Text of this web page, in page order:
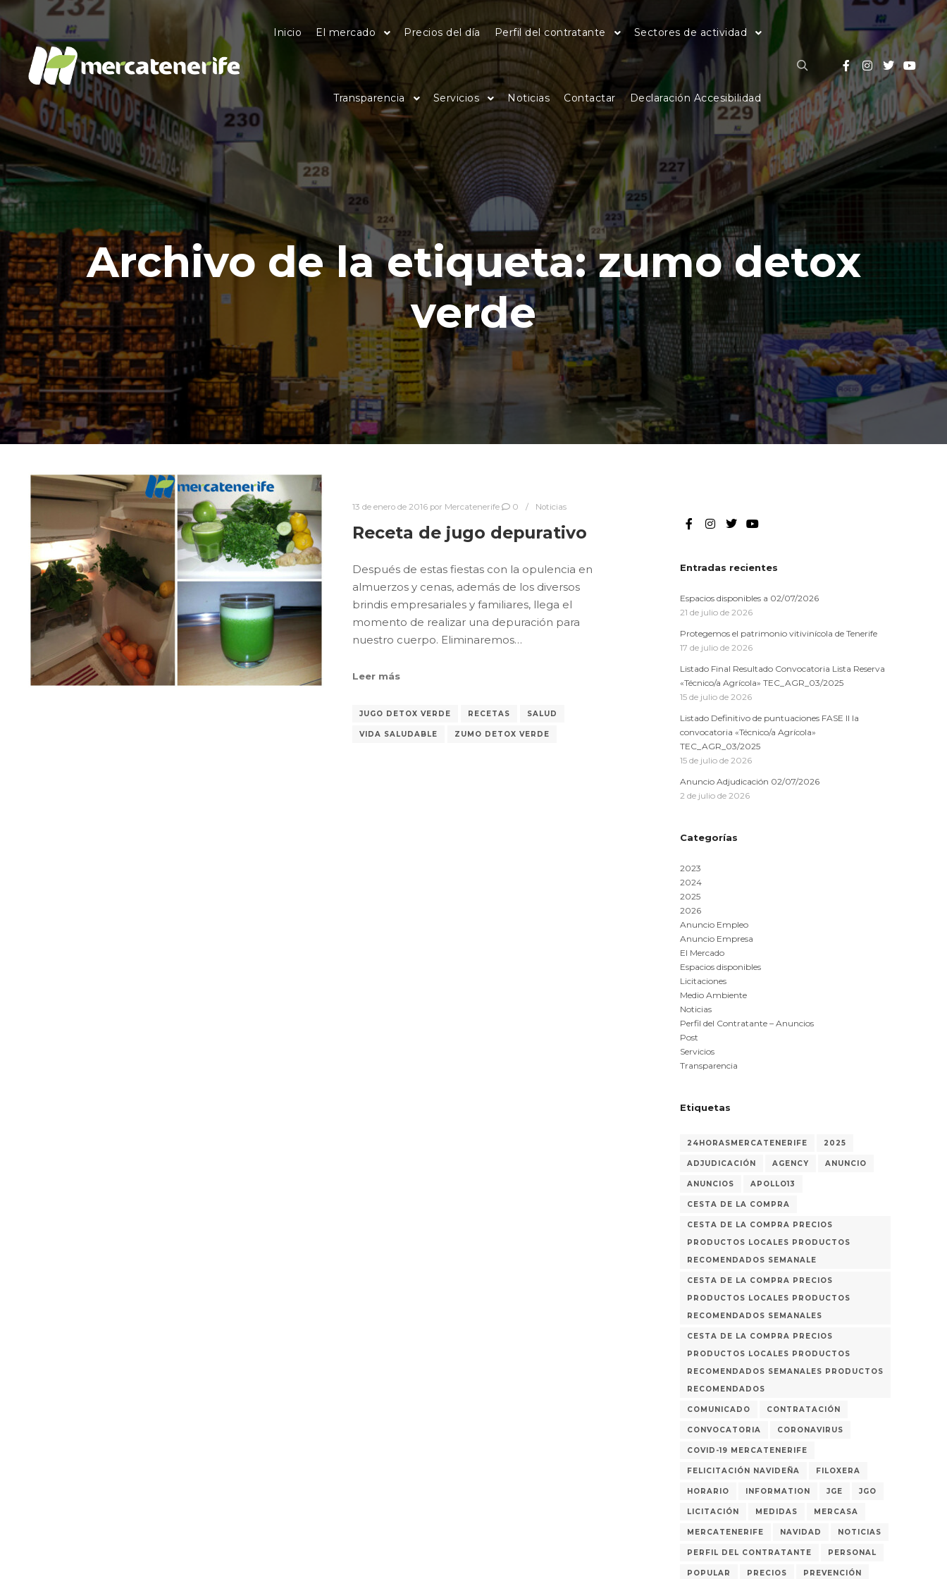
Inicio El mercado Precios del día Perfil del contratante Sectores de actividad
Transparencia Servicios Noticias Contactar Declaración Accesibilidad
Buscar
Archivo de la etiqueta:zumo detox
verde
13 de enero de 2016 por Mercatenerife 0 Noticias
Receta de jugo depurativo
Después de estas fiestas con la opulencia en
almuerzos y cenas, además de los diversos
brindis empresariales y familiares, llega el
momento de realizar una depuración para
nuestro cuerpo. Eliminaremos…
Leer más
JUGO DETOX VERDE RECETAS SALUD
VIDA SALUDABLE ZUMO DETOX VERDE
Entradas recientes
Espacios disponibles a 02/07/2026
21 de julio de 2026
Protegemos el patrimonio vitivinícola de Tenerife
17 de julio de 2026
Listado Final Resultado Convocatoria Lista Reserva
«Técnico/a Agrícola» TEC_AGR_03/2025
15 de julio de 2026
Listado Definitivo de puntuaciones FASE II la
convocatoria «Técnico/a Agrícola»
TEC_AGR_03/2025
15 de julio de 2026
Anuncio Adjudicación 02/07/2026
2 de julio de 2026
Categorías
2023
2024
2025
2026
Anuncio Empleo
Anuncio Empresa
El Mercado
Espacios disponibles
Licitaciones
Medio Ambiente
Noticias
Perfil del Contratante – Anuncios
Post
Servicios
Transparencia
Etiquetas
24HORASMERCATENERIFE 2025
ADJUDICACIÓN AGENCY ANUNCIO
ANUNCIOS APOLLO13
CESTA DE LA COMPRA
CESTA DE LA COMPRA PRECIOS
PRODUCTOS LOCALES PRODUCTOS
RECOMENDADOS SEMANALE
CESTA DE LA COMPRA PRECIOS
PRODUCTOS LOCALES PRODUCTOS
RECOMENDADOS SEMANALES
CESTA DE LA COMPRA PRECIOS
PRODUCTOS LOCALES PRODUCTOS
RECOMENDADOS SEMANALES PRODUCTOS
RECOMENDADOS
COMUNICADO CONTRATACIÓN
CONVOCATORIA CORONAVIRUS
COVID-19 MERCATENERIFE
FELICITACIÓN NAVIDEÑA FILOXERA
HORARIO INFORMATION JGE JGO
LICITACIÓN MEDIDAS MERCASA
MERCATENERIFE NAVIDAD NOTICIAS
PERFIL DEL CONTRATANTE PERSONAL
POPULAR PRECIOS PREVENCIÓN